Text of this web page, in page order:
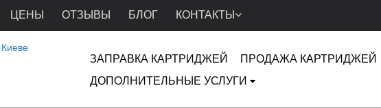
ЦЕНЫ ОТЗЫВЫ БЛОГ КОНТАКТЫ
ЗАПРАВКА КАРТРИДЖЕЙ ПРОДАЖА КАРТРИДЖЕЙ
ДОПОЛНИТЕЛЬНЫЕ УСЛУГИ